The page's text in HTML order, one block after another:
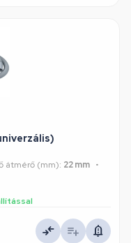
átmérő (mm): 22 mm